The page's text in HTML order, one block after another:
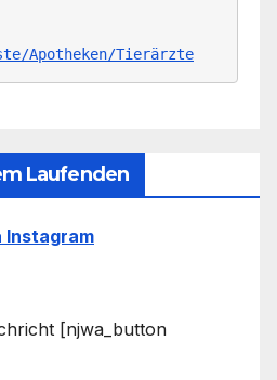
Apotheken/Tierärzte
Laufenden
Instagram
[njwa_button